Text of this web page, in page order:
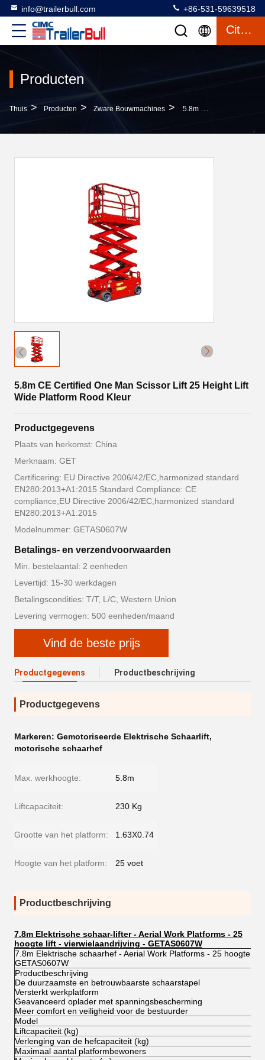
info@trailerbull.com +86-531-59639518
Citaat
Producten
Thuis > Producten > Zware Bouwmachines > 5.8m CE Certified One Man Scissor Lift 25 Height Lift Wide Platform Rood Kleur
5.8m CE Certified One Man Scissor Lift 25 Height Lift
Wide Platform Rood Kleur
Productgegevens
Plaats van herkomst: China
Merknaam: GET
Certificering: EU Directive 2006/42/EC,harmonized standard
EN280:2013+A1:2015 Standard Compliance: CE
compliance,EU Directive 2006/42/EC,harmonized standard
EN280:2013+A1:2015
Modelnummer: GETAS0607W
Betalings- en verzendvoorwaarden
Min. bestelaantal: 2 eenheden
Levertijd: 15-30 werkdagen
Betalingscondities: T/T, L/C, Western Union
Levering vermogen: 500 eenheden/maand
Vind de beste prijs
Productgegevens Productbeschrijving
Productgegevens
Markeren: Gemotoriseerde Elektrische Schaarlift,
motorische schaarhef
Max. werkhoogte: 5.8m
Liftcapaciteit: 230 Kg
Grootte van het platform: 1.63X0.74
Hoogte van het platform: 25 voet
Productbeschrijving
7.8m Elektrische schaar-lifter - Aerial Work Platforms - 25
hoogte lift - vierwielaandrijving - GETAS0607W
7.8m Elektrische schaarhef - Aerial Work Platforms - 25 hoogte lift
GETAS0607W
Productbeschrijving
De duurzaamste en betrouwbaarste schaarstapel
Versterkt werkplatform
Geavanceerd oplader met spanningsbescherming
Meer comfort en veiligheid voor de bestuurder
Model
Liftcapaciteit (kg)
Verlenging van de hefcapaciteit (kg)
Maximaal aantal platformbewoners